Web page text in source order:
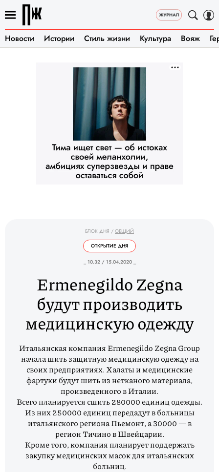
Новости Истории Стиль жизни Культура Вояж
БЛОК ДНЯ / ОБЩИЙ
ОТКРЫТИЕ ДНЯ
_ 10.32 / 15.04.2020 _
Ermenegildo Zegna
будут производить
медицинскую одежду
Итальянская компания Ermenegildo Zegna Group
начала шить защитную медицинскую одежду на
своих предприятиях. Халаты и медицинские
фартуки будут шить из нетканого материала,
произведенного в Италии.
Всего планируется сшить 280000 единиц одежды.
Из них 250000 единиц передадут в больницы
итальянского региона Пьемонт, а 30000 — в
регион Тичино в Швейцарии.
Кроме того, компания планирует поддержать
закупку медицинских масок для итальянских
больниц.